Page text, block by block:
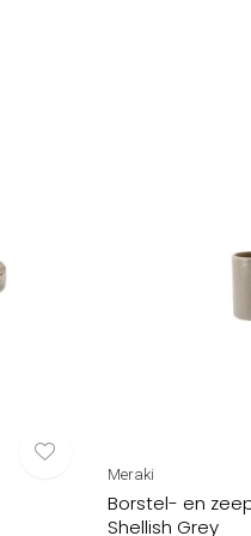
Meraki
Borstel- en
Shellish Grey